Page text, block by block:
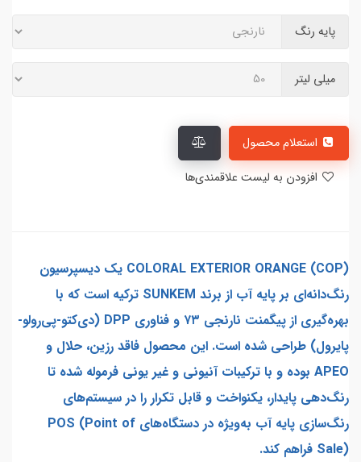
پایه رنگ
میلی لیتر
استعلام محصول
COLORAL EXTERIOR ORANGE (COP) یک دیسپرسیون
رنگ‌دانه‌ای بر پایه آب از برند SUNKEM ترکیه است که با
بهره‌گیری از پیگمنت نارنجی ۷۳ و فناوری DPP (دی‌کتو-پی‌رولو-
پایرول) طراحی شده است. این محصول فاقد رزین، حلال و
APEO بوده و با ترکیبات آنیونی و غیر یونی فرموله شده تا
رنگ‌دهی پایدار، یکنواخت و قابل تکرار را در سیستم‌های
رنگ‌سازی پایه آب به‌ویژه در دستگاه‌های POS (Point of
Sale) فراهم کند.